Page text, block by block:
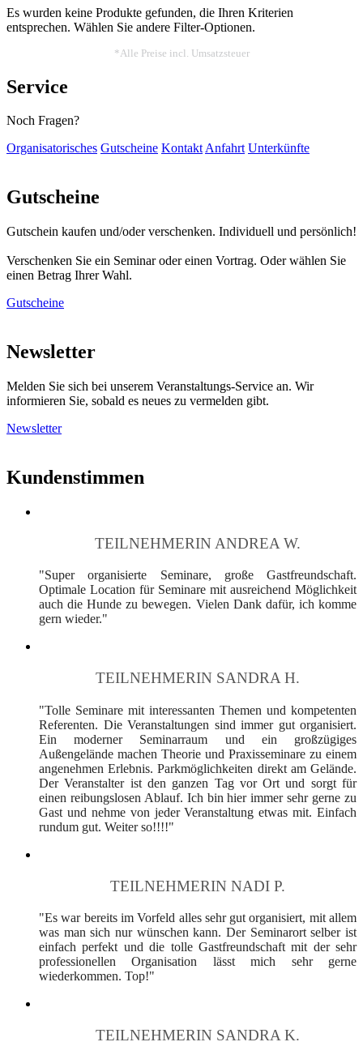
Es wurden keine Produkte gefunden, die Ihren Kriterien
entsprechen. Wählen Sie andere Filter-Optionen.
*Alle Preise incl. Umsatzsteuer
Service
Noch Fragen?
Organisatorisches Gutscheine KontaktAnfahrt Unterkünfte
Gutscheine
Gutschein kaufen und/oder verschenken. Individuell und persönlich!
Verschenken Sie ein Seminar oder einen Vortrag. Oder wählen Sie
einen Betrag Ihrer Wahl.
Gutscheine
Newsletter
Melden Sie sich bei unserem Veranstaltungs-Service an. Wir
informieren Sie, sobald es neues zu vermelden gibt.
Newsletter
Kundenstimmen
TEILNEHMERIN ANDREA W.
"Super organisierte Seminare, große Gastfreundschaft.
Optimale Location für Seminare mit ausreichend Möglichkeit
auch die Hunde zu bewegen. Vielen Dank dafür, ich komme
gern wieder."
TEILNEHMERIN SANDRA H.
"Tolle Seminare mit interessanten Themen und kompetenten
Referenten. Die Veranstaltungen sind immer gut organisiert.
Ein moderner Seminarraum und ein großzügiges
Außengelände machen Theorie und Praxisseminare zu einem
angenehmen Erlebnis. Parkmöglichkeiten direkt am Gelände.
Der Veranstalter ist den ganzen Tag vor Ort und sorgt für
einen reibungslosen Ablauf. Ich bin hier immer sehr gerne zu
Gast und nehme von jeder Veranstaltung etwas mit. Einfach
rundum gut. Weiter so!!!!"
TEILNEHMERIN NADI P.
"Es war bereits im Vorfeld alles sehr gut organisiert, mit allem
was man sich nur wünschen kann. Der Seminarort selber ist
einfach perfekt und die tolle Gastfreundschaft mit der sehr
professionellen Organisation lässt mich sehr gerne
wiederkommen. Top!"
TEILNEHMERIN SANDRA K.